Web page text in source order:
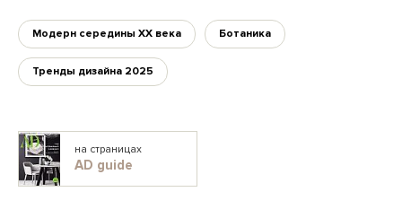
Модерн середины XX века Ботаника
Тренды дизайна 2025
на страницах
AD guide